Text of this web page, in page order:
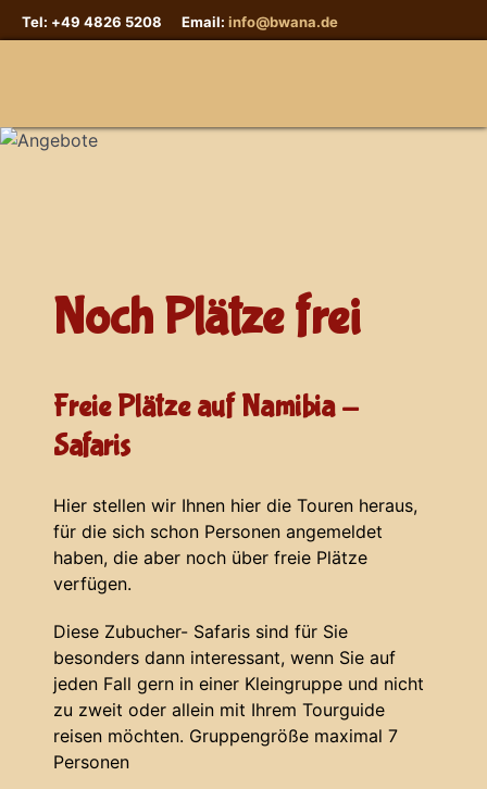
Tel: +49 4826 5208 Email: info@bwana.de
Sprache auswählen
Noch Plätze frei
Freie Plätze auf Namibia -
Safaris
Hier stellen wir Ihnen hier die Touren heraus,
für die sich schon Personen angemeldet
haben, die aber noch über freie Plätze
verfügen.
Diese Zubucher- Safaris sind für Sie
besonders dann interessant, wenn Sie auf
jeden Fall gern in einer Kleingruppe und nicht
zu zweit oder allein mit Ihrem Tourguide
reisen möchten. Gruppengröße maximal 7
Personen